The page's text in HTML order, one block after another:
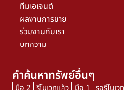
ทีมเอเจนต์
ผลงานการขาย
ร่วมงานกับเรา
บทความ
คำค้นหาทรัพย์อื่นๆ